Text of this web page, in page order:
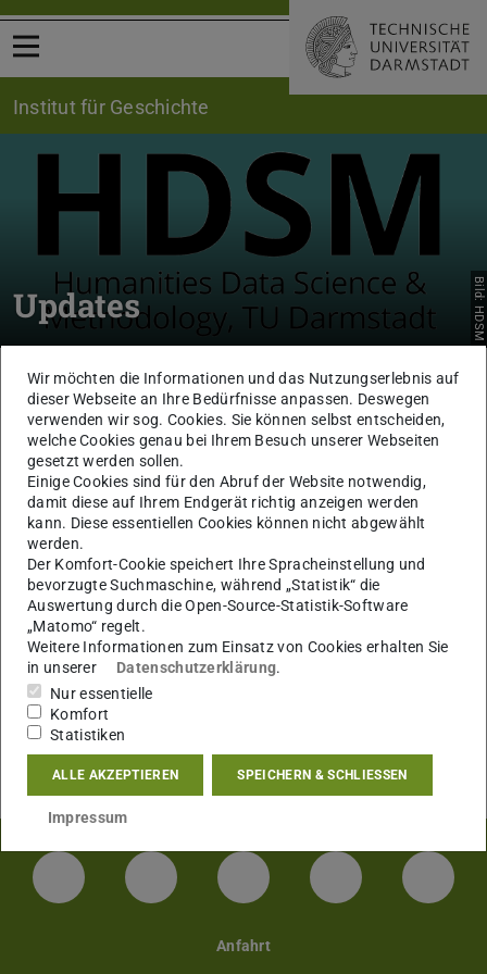
Menü öffnen
Institut für Geschichte
Updates Bild: HDSM
Sie befinden sich hier:
TU Darmstadt Mehr erfahren
Institut für Geschichte
Fach- und Arbeitsgebiete
Digital Humanities HDSM
Updates HDSM
KONTAKT
Unser Blog
Lesen Sie alle Updates und Neuigkeiten im Blog unseres
Lehrstuhls
HDSM Darmstadt
Facebook Instagram TikTok Bluesky
Anfahrt
Wir möchten die Informationen und das Nutzungserlebnis auf
dieser Webseite an Ihre Bedürfnisse anpassen. Deswegen
verwenden wir sog. Cookies. Sie können selbst entscheiden,
welche Cookies genau bei Ihrem Besuch unserer Webseiten
gesetzt werden sollen.
Einige Cookies sind für den Abruf der Website notwendig,
damit diese auf Ihrem Endgerät richtig anzeigen werden
kann. Diese essentiellen Cookies können nicht abgewählt
werden.
Der Komfort-Cookie speichert Ihre Spracheinstellung und
bevorzugte Suchmaschine, während „Statistik“ die
Auswertung durch die Open-Source-Statistik-Software
„Matomo“ regelt.
Weitere Informationen zum Einsatz von Cookies erhalten Sie
in unserer
Datenschutzerklärung.
Nur essentielle
Komfort
Statistiken
ALLE AKZEPTIEREN SPEICHERN & SCHLIESSEN
Impressum